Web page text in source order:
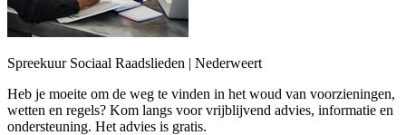
Spreekuur Sociaal Raadslieden | Nederweert
Heb je moeite om de weg te vinden in het woud van voorzieningen,
wetten en regels? Kom langs voor vrijblijvend advies, informatie en
ondersteuning. Het advies is gratis.